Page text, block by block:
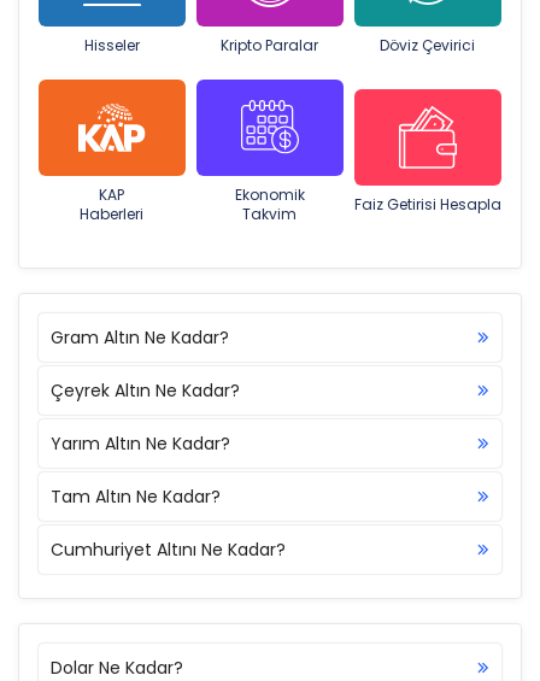
Hisseler Kripto Paralar Döviz Çevirici
KAP
Haberleri
Ekonomik
Takvim
Faiz Getirisi Hesapla
Gram Altın Ne Kadar?
Çeyrek Altın Ne Kadar?
Yarım Altın Ne Kadar?
Tam Altın Ne Kadar?
Cumhuriyet Altını Ne Kadar?
Dolar Ne Kadar?